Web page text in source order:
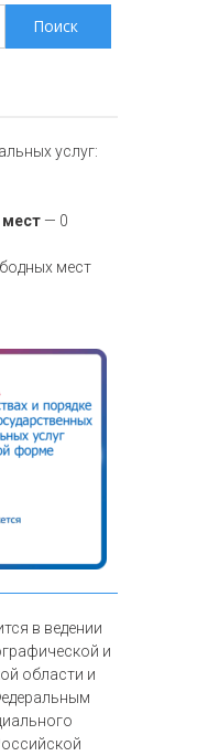
услуг:
мест — 0
мест
в ведении
и
области и